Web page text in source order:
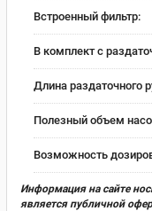
Встроенный фильтр:
В комплект с
Длина раздаточного
Полезный объем
Возможность
Информация на сайте
является публичной